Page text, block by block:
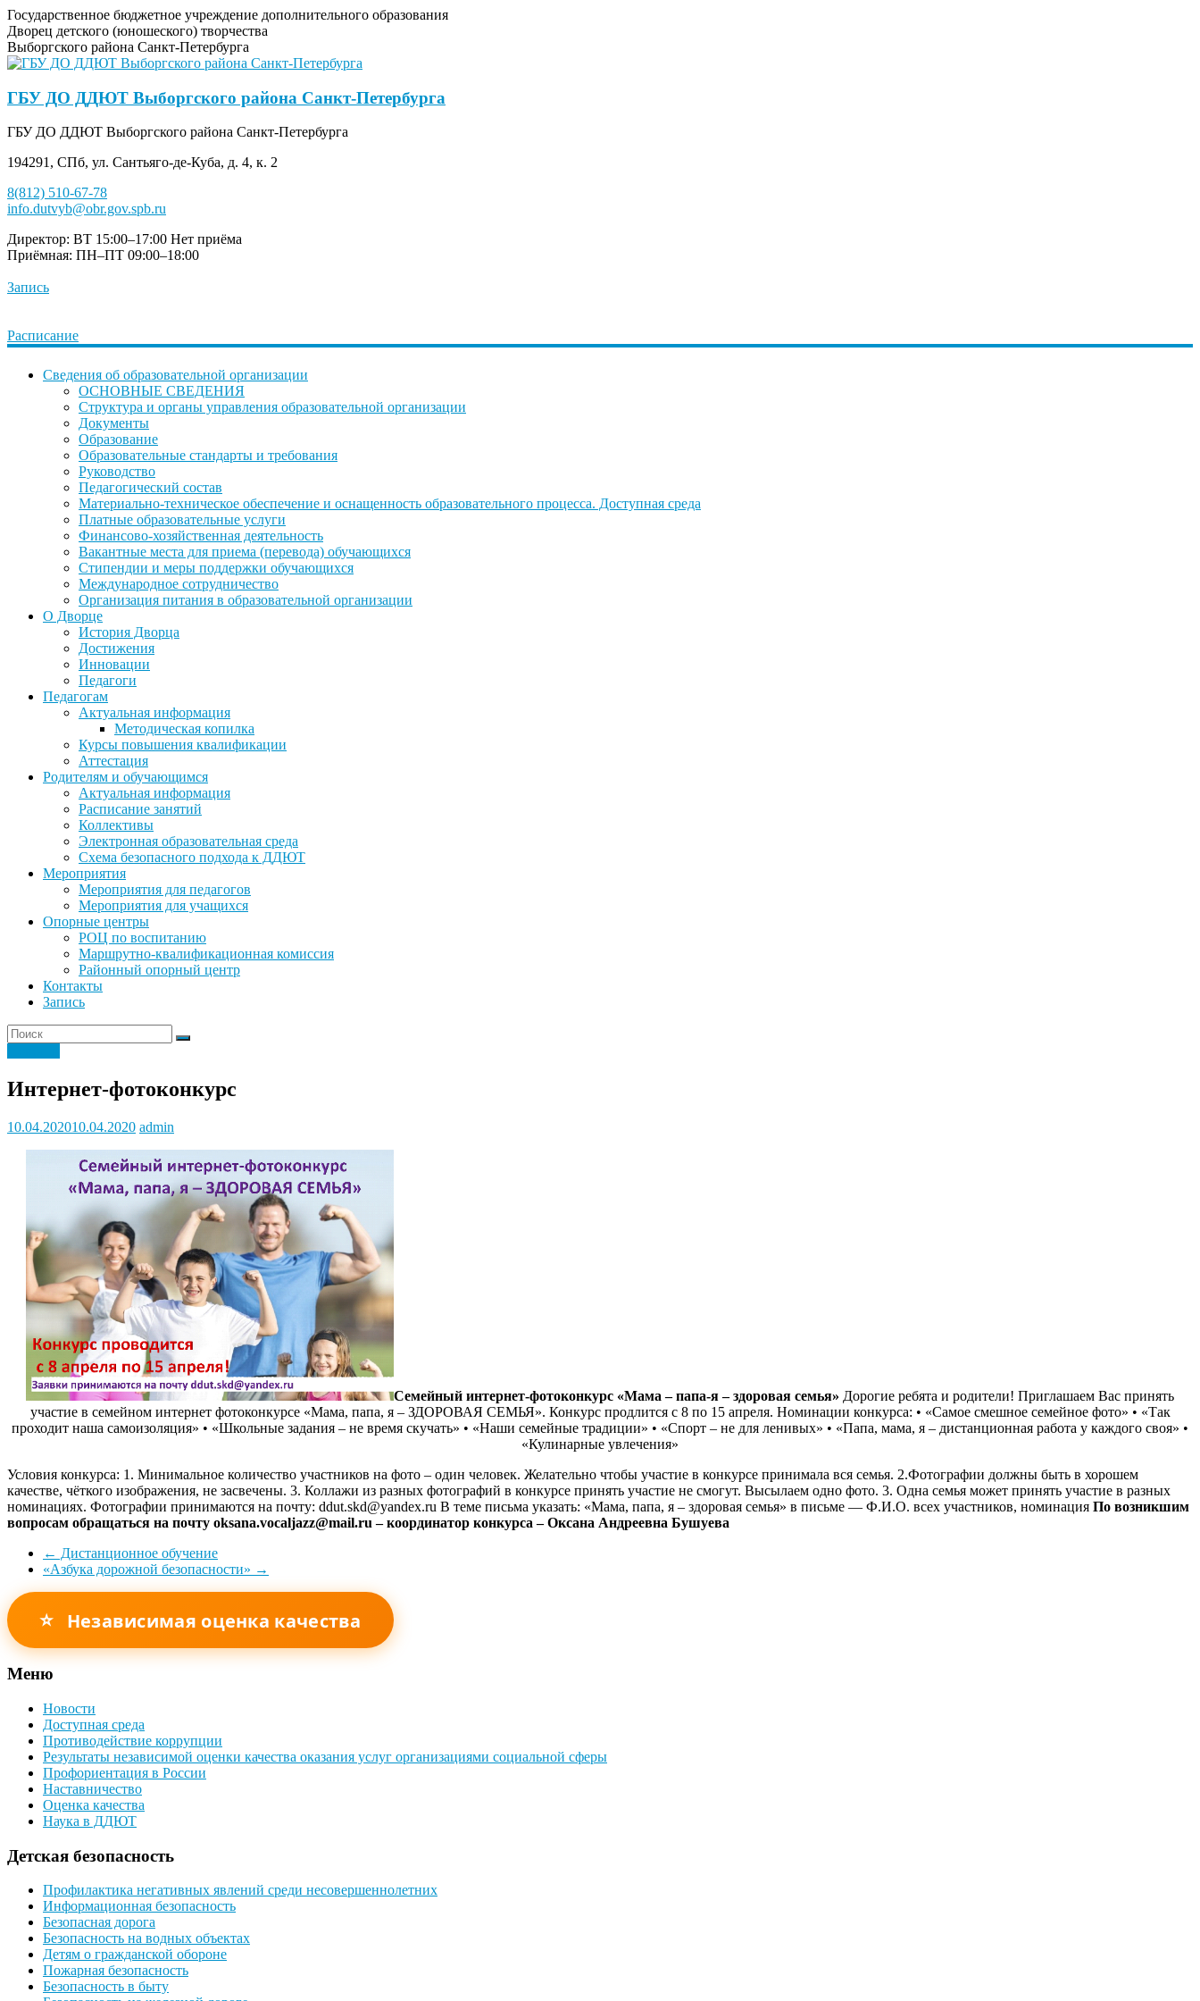
Государственное бюджетное учреждение дополнительного образования
Дворец детского (юношеского) творчества
Выборгского района Санкт-Петербурга
ГБУ ДО ДДЮТ Выборгского района Санкт-Петербурга
ГБУ ДО ДДЮТ Выборгского района Санкт-Петербурга
194291, СПб, ул. Сантьяго-де-Куба, д. 4, к. 2
8(812) 510-67-78
info.dutvyb@obr.gov.spb.ru
Директор: ВТ 15:00–17:00 Нет приёма
Приёмная: ПН–ПТ 09:00–18:00
Запись
Расписание
Сведения об образовательной организации
ОСНОВНЫЕ СВЕДЕНИЯ
Структура и органы управления образовательной организации
Документы
Образование
Образовательные стандарты и требования
Руководство
Педагогический состав
Материально-техническое обеспечение и оснащенность образовательного процесса. Доступная среда
Платные образовательные услуги
Финансово-хозяйственная деятельность
Вакантные места для приема (перевода) обучающихся
Стипендии и меры поддержки обучающихся
Международное сотрудничество
Организация питания в образовательной организации
О Дворце
История Дворца
Достижения
Инновации
Педагоги
Педагогам
Актуальная информация
Методическая копилка
Курсы повышения квалификации
Аттестация
Родителям и обучающимся
Актуальная информация
Расписание занятий
Коллективы
Электронная образовательная среда
Схема безопасного подхода к ДДЮТ
Мероприятия
Мероприятия для педагогов
Мероприятия для учащихся
Опорные центры
РОЦ по воспитанию
Маршрутно-квалификационная комиссия
Районный опорный центр
Контакты
Запись
Интернет-фотоконкурс
10.04.202010.04.2020 admin
Cемейный интернет-фотоконкурс «Мама – папа-я – здоровая семья» Дорогие ребята и родители! Приглашаем Вас принять
участие в семейном интернет фотоконкурсе «Мама, папа, я – ЗДОРОВАЯ СЕМЬЯ». Конкурс продлится с 8 по 15 апреля. Номинации конкурса: • «Самое смешное семейное фото» • «Так
проходит наша самоизоляция» • «Школьные задания – не время скучать» • «Наши семейные традиции» • «Спорт – не для ленивых» • «Папа, мама, я – дистанционная работа у каждого своя» •
«Кулинарные увлечения»
Условия конкурса: 1. Минимальное количество участников на фото – один человек. Желательно чтобы участие в конкурсе принимала вся семья. 2.Фотографии должны быть в хорошем
качестве, чёткого изображения, не засвечены. 3. Коллажи из разных фотографий в конкурсе принять участие не смогут. Высылаем одно фото. 3. Одна семья может принять участие в разных
номинациях. Фотографии принимаются на почту: ddut.skd@yandex.ru В теме письма указать: «Мама, папа, я – здоровая семья» в письме — Ф.И.О. всех участников, номинация По возникшим
вопросам обращаться на почту oksana.vocaljazz@mail.ru – координатор конкурса – Оксана Андреевна Бушуева
← Дистанционное обучение
«Азбука дорожной безопасности» →
⭐ Независимая оценка качества
Меню
Новости
Доступная среда
Противодействие коррупции
Результаты независимой оценки качества оказания услуг организациями социальной сферы
Профориентация в России
Наставничество
Оценка качества
Наука в ДДЮТ
Детская безопасность
Профилактика негативных явлений среди несовершеннолетних
Информационная безопасность
Безопасная дорога
Безопасность на водных объектах
Детям о гражданской обороне
Пожарная безопасность
Безопасность в быту